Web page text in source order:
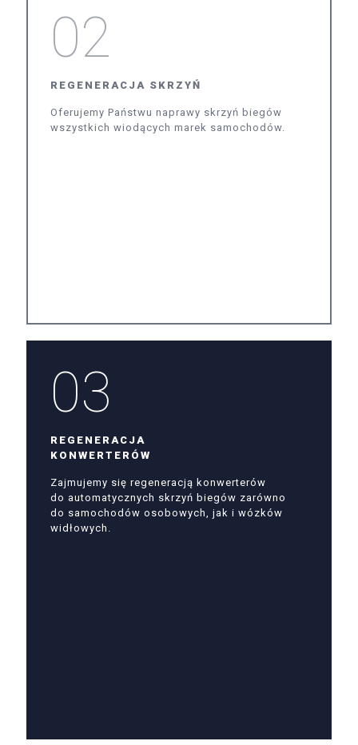
02
REGENERACJA SKRZYŃ
Oferujemy Państwu naprawy skrzyń biegów
wszystkich wiodących marek samochodów.
03
REGENERACJA
KONWERTERÓW
Zajmujemy się regeneracją konwerterów
do automatycznych skrzyń biegów zarówno
do samochodów osobowych, jak i wózków
widłowych.